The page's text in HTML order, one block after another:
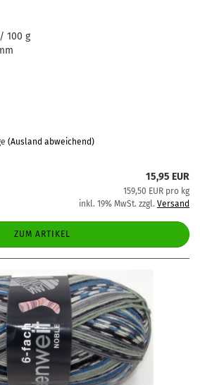
100 g
(Ausland abweichend)
15,95 EUR
159,50 EUR pro kg
inkl. 19% MwSt. zzgl. Versand
ZUM ARTIKEL